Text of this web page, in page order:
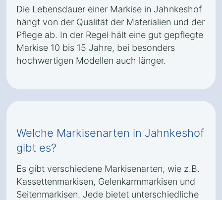
Die Lebensdauer einer Markise in Jahnkeshof
hängt von der Qualität der Materialien und der
Pflege ab. In der Regel hält eine gut gepflegte
Markise 10 bis 15 Jahre, bei besonders
hochwertigen Modellen auch länger.
Welche Markisenarten in Jahnkeshof
gibt es?
Es gibt verschiedene Markisenarten, wie z.B.
Kassettenmarkisen, Gelenkarmmarkisen und
Seitenmarkisen. Jede bietet unterschiedliche